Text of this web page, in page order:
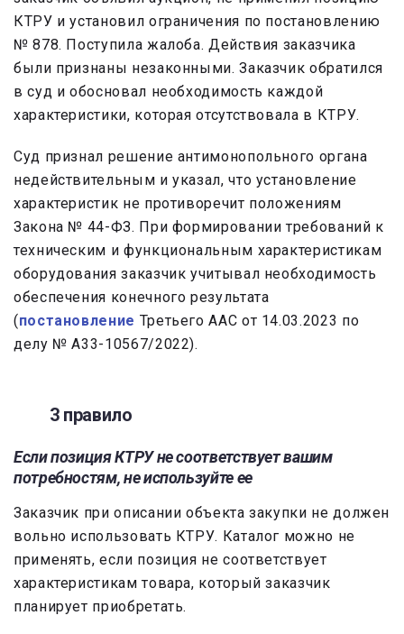
КТРУ и установил ограничения по постановлению
№ 878. Поступила жалоба. Действия заказчика
были признаны незаконными. Заказчик обратился
в суд и обосновал необходимость каждой
характеристики, которая отсутствовала в КТРУ.
Суд признал решение антимонопольного органа
недействительным и указал, что установление
характеристик не противоречит положениям
Закона № 44-ФЗ. При формировании требований к
техническим и функциональным характеристикам
оборудования заказчик учитывал необходимость
обеспечения конечного результата
(постановление Третьего ААС от 14.03.2023 по
делу № А33-10567/2022).
3 правило
Если позиция КТРУ не соответствует вашим
потребностям, не используйте ее
Заказчик при описании объекта закупки не должен
вольно использовать КТРУ. Каталог можно не
применять, если позиция не соответствует
характеристикам товара, который заказчик
планирует приобретать.